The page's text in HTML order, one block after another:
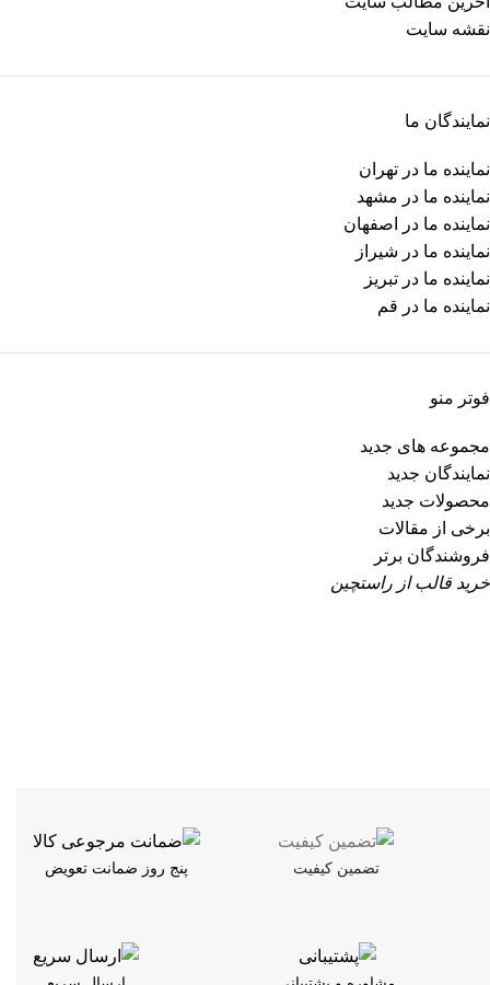
نقشه سایت
نمایندگان ما
نماینده ما در تهران
نماینده ما در مشهد
نماینده ما در اصفهان
نماینده ما در شیراز
نماینده ما در تبریز
نماینده ما در قم
فوتر منو
مجموعه های جدید
نمایندگان جدید
محصولات جدید
برخی از مقالات
فروشندگان برتر
خرید قالب از راستچین
تضمین کیفیت پنج روز ضمانت تعویض